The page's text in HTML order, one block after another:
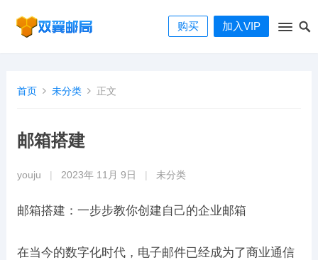
购买 加入VIP
首页 未分类 正文
邮箱搭建
youju 2023年 11月 9日 未分类
邮箱搭建：一步步教你创建自己的企业邮箱
在当今的数字化时代，电子邮件已经成为了商业通信